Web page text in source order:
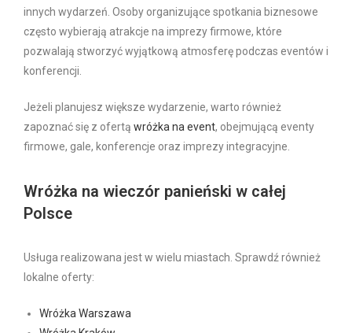
innych wydarzeń. Osoby organizujące spotkania biznesowe
często wybierają atrakcje na imprezy firmowe, które
pozwalają stworzyć wyjątkową atmosferę podczas eventów i
konferencji.
Jeżeli planujesz większe wydarzenie, warto również
zapoznać się z ofertą wróżka na event, obejmującą eventy
firmowe, gale, konferencje oraz imprezy integracyjne.
Wróżka na wieczór panieński w całej
Polsce
Usługa realizowana jest w wielu miastach. Sprawdź również
lokalne oferty:
Wróżka Warszawa